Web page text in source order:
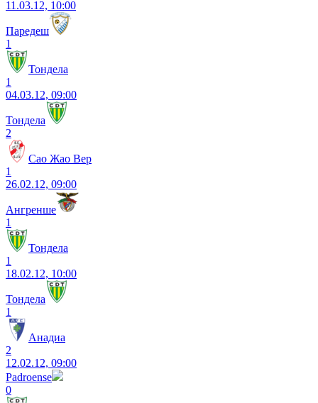
11.03.12, 10:00
Паредеш
1
Тондела
1
04.03.12, 09:00
Тондела
2
Сао Жао Вер
1
26.02.12, 09:00
Ангренше
1
Тондела
1
18.02.12, 10:00
Тондела
1
Анадиа
2
12.02.12, 09:00
Padroense
0